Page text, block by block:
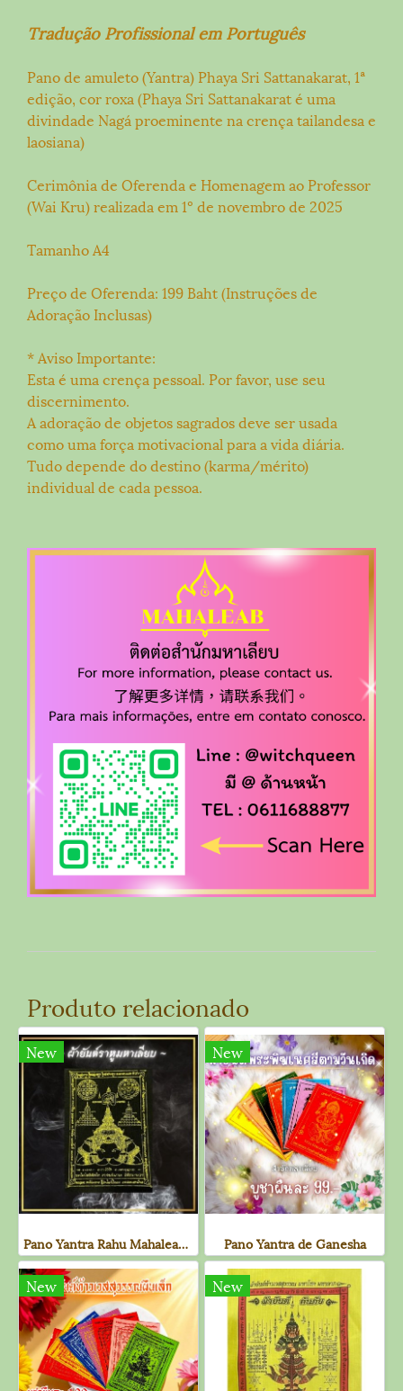
Tradução Profissional em Português
Pano de amuleto (Yantra) Phaya Sri Sattanakarat, 1ª
edição, cor roxa (Phaya Sri Sattanakarat é uma
divindade Nagá proeminente na crença tailandesa e
laosiana)
Cerimônia de Oferenda e Homenagem ao Professor
(Wai Kru) realizada em 1º de novembro de 2025
Tamanho A4
Preço de Oferenda: 199 Baht (Instruções de
Adoração Inclusas)
* Aviso Importante:
Esta é uma crença pessoal. Por favor, use seu
discernimento.
A adoração de objetos sagrados deve ser usada
como uma força motivacional para a vida diária.
Tudo depende do destino (karma/mérito)
individual de cada pessoa.
Produto relacionado
New
Pano Yantra Rahu Mahaleab (Pano Sagrado de Rahu)
New
Pano Yantra de Ganesha
New New